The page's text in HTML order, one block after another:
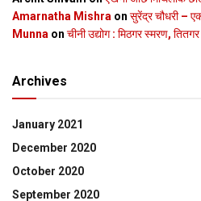
Amarnatha Mishra on सुरेंद्र चौधरी –
Munna on चीनी उद्योग : मिठगर स्‍मरण,
Archives
January 2021
December 2020
October 2020
September 2020